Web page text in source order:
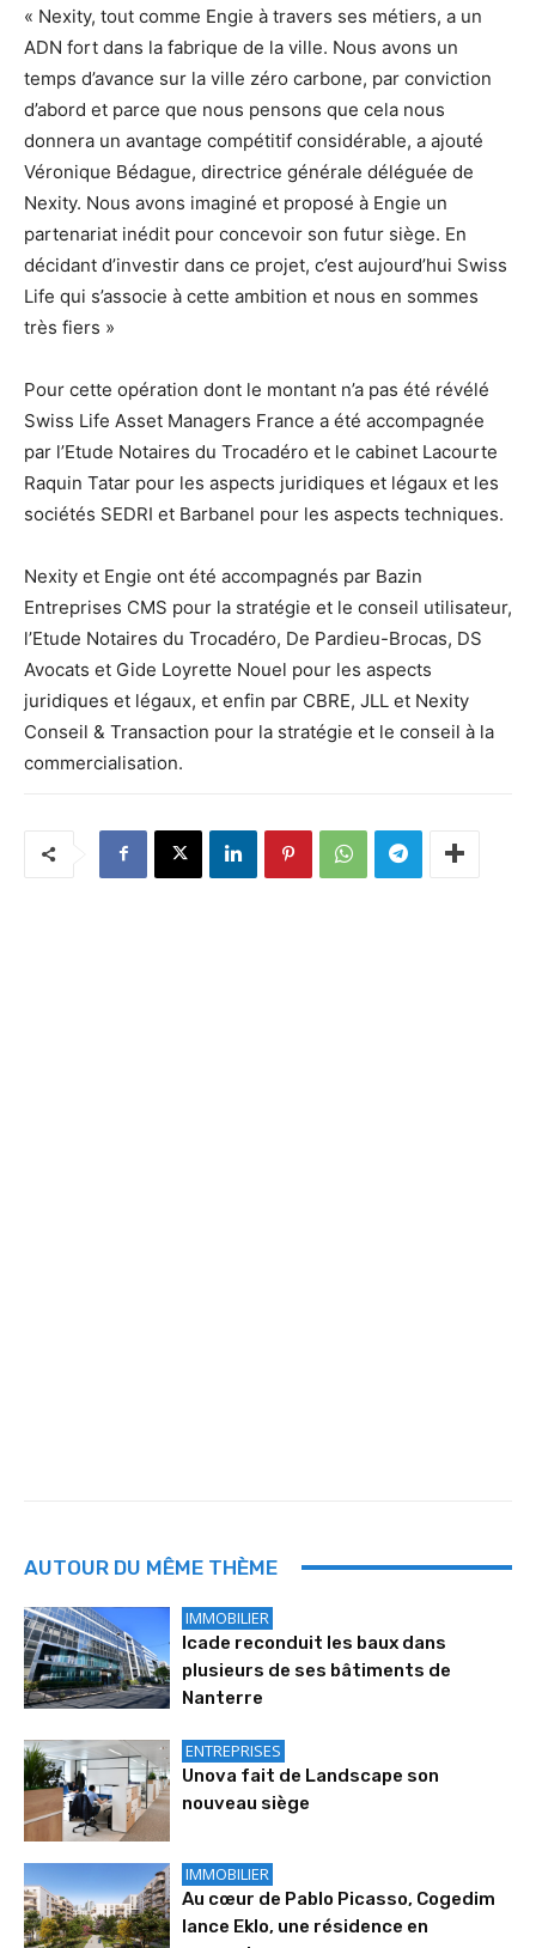
« Nexity, tout comme Engie à travers ses métiers, a un
ADN fort dans la fabrique de la ville. Nous avons un
temps d’avance sur la ville zéro carbone, par conviction
d’abord et parce que nous pensons que cela nous
donnera un avantage compétitif considérable, a ajouté
Véronique Bédague, directrice générale déléguée de
Nexity. Nous avons imaginé et proposé à Engie un
partenariat inédit pour concevoir son futur siège. En
décidant d’investir dans ce projet, c’est aujourd’hui Swiss
Life qui s’associe à cette ambition et nous en sommes
très fiers »
Pour cette opération dont le montant n’a pas été révélé
Swiss Life Asset Managers France a été accompagnée
par l’Etude Notaires du Trocadéro et le cabinet Lacourte
Raquin Tatar pour les aspects juridiques et légaux et les
sociétés SEDRI et Barbanel pour les aspects techniques.
Nexity et Engie ont été accompagnés par Bazin
Entreprises CMS pour la stratégie et le conseil utilisateur,
l’Etude Notaires du Trocadéro, De Pardieu-Brocas, DS
Avocats et Gide Loyrette Nouel pour les aspects
juridiques et légaux, et enfin par CBRE, JLL et Nexity
Conseil & Transaction pour la stratégie et le conseil à la
commercialisation.
AUTOUR DU MÊME THÈME
IMMOBILIER
Icade reconduit les baux dans
plusieurs de ses bâtiments de
Nanterre
ENTREPRISES
Unova fait de Landscape son
nouveau siège
IMMOBILIER
Au cœur de Pablo Picasso, Cogedim
lance Eklo, une résidence en